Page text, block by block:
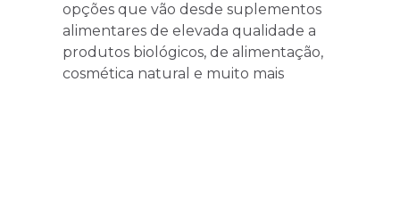
opções que vão desde suplementos
alimentares de elevada qualidade a
produtos biológicos, de alimentação,
cosmética natural e muito mais